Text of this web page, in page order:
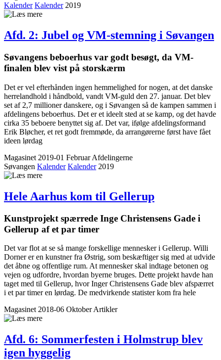
Kalender Kalender2019
Afd. 2: Jubel og VM-stemning i Søvangen
Søvangens beboerhus var godt besøgt, da VM-
finalen blev vist på storskærm
Det er vel efterhånden ingen hemmelighed for nogen, at det danske
herrelandhold i håndbold, vandt VM-guld den 27. januar. Det blev
set af 2,7 millioner danskere, og i Søvangen så de kampen sammen i
afdelingens beboerhus. Det er et ideelt sted at se kamp, og det havde
cirka 35 beboere benyttet sig af. Det var, ifølge afdelingsformand
Erik Bløcher, et ret godt fremmøde, da arrangørerne først have fået
ideen lørdag
Magasinet 2019-01 Februar Afdelingerne
Søvangen Kalender Kalender2019
Hele Aarhus kom til Gellerup
Kunstprojekt spærrede Inge Christensens Gade i
Gellerup af et par timer
Det var flot at se så mange forskellige mennesker i Gellerup. Willi
Dorner er en kunstner fra Østrig, som beskæftiger sig med at udvide
det åbne og offentlige rum. At mennesker skal indtage betonen og
vejen og udfordre, hvordan byerne bruges. Dette projekt havde han
taget med til Gellerup, hvor Inger Christensens Gade blev afspærret
i et par timer en lørdag. De medvirkende statister kom fra hele
Magasinet 2018-06 Oktober Artikler
Afd. 6: Sommerfesten i Holmstrup blev
igen hyggelig